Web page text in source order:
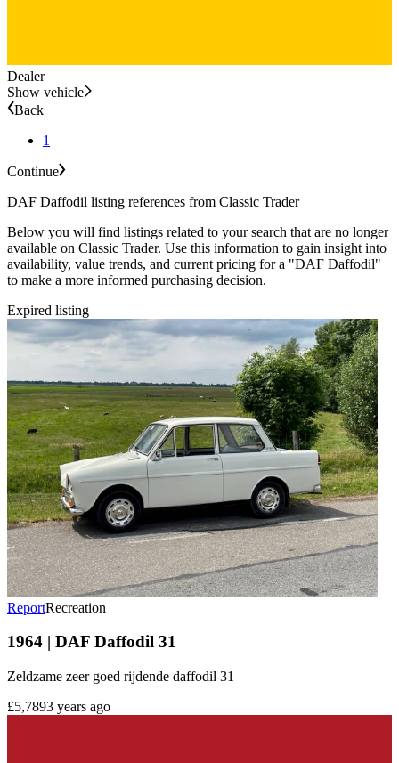
Dealer
Show vehicle
Back
1
Continue
DAF Daffodil listing references from Classic Trader
Below you will find listings related to your search that are no longer
available on Classic Trader. Use this information to gain insight into
availability, value trends, and current pricing for a "DAF Daffodil"
to make a more informed purchasing decision.
Expired listing
ReportRecreation
1964 | DAF Daffodil 31
Zeldzame zeer goed rijdende daffodil 31
£5,7893 years ago